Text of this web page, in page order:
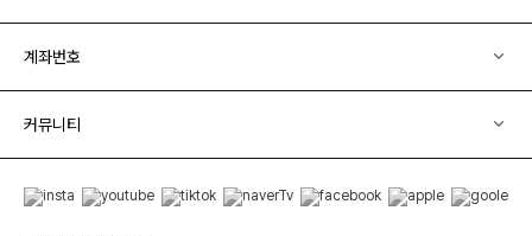
계좌번호
커뮤니티